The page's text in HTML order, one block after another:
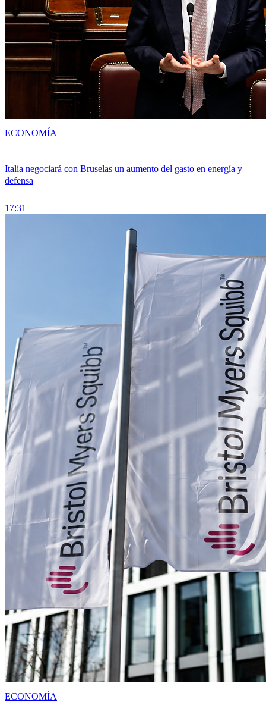
Italia negociará con Bruselas un aumento del gasto en energía y
defensa
17:31
ECONOMÍA
ECONOMÍA